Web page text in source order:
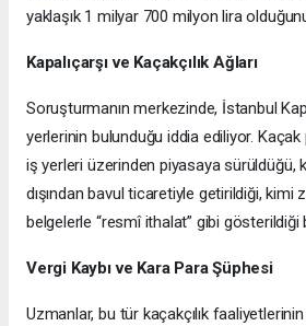
yaklaşık 1 milyar 700 milyon lira olduğunu
Kapalıçarşı ve Kaçakçılık Ağları
Soruşturmanın merkezinde, İstanbul
yerlerinin bulunduğu iddia ediliyor. Kaçak
iş yerleri üzerinden piyasaya sürüldüğü,
dışından bavul ticaretiyle getirildiği, kimi
belgelerle “resmî ithalat” gibi gösterildiği
Vergi Kaybı ve Kara Para Şüphesi
Uzmanlar, bu tür kaçakçılık faaliyetlerinin